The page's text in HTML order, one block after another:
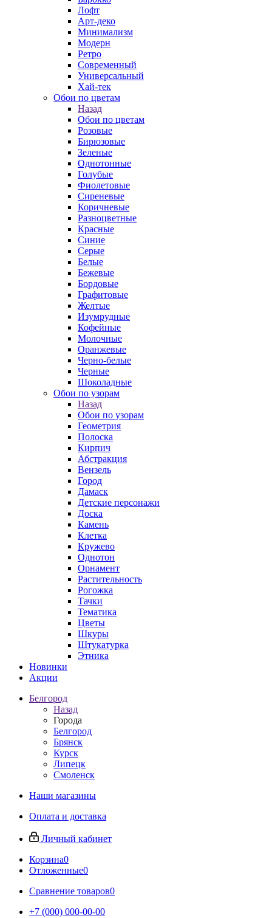
Лофт
Арт-деко
Минимализм
Модерн
Ретро
Современный
Универсальный
Хай-тек
Обои по цветам
Назад
Обои по цветам
Розовые
Бирюзовые
Зеленые
Однотонные
Голубые
Фиолетовые
Сиреневые
Коричневые
Разноцветные
Красные
Синие
Серые
Белые
Бежевые
Бордовые
Графитовые
Желтые
Изумрудные
Кофейные
Молочные
Оранжевые
Черно-белые
Черные
Шоколадные
Обои по узорам
Назад
Обои по узорам
Геометрия
Полоска
Кирпич
Абстракция
Вензель
Город
Дамаск
Детские персонажи
Доска
Камень
Клетка
Кружево
Однотон
Орнамент
Растительность
Рогожка
Тачки
Тематика
Цветы
Шкуры
Штукатурка
Этника
Новинки
Акции
Белгород
Назад
Города
Белгород
Брянск
Курск
Липецк
Смоленск
Наши магазины
Оплата и доставка
Личный кабинет
Корзина0
Отложенные0
Сравнение товаров0
+7 (000) 000-00-00